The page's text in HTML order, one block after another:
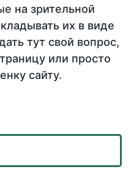
на зрительной
их в виде
тут свой вопрос,
или просто
сайту.